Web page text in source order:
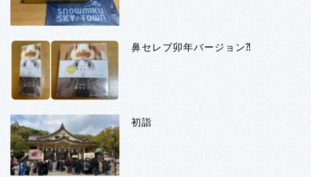
鼻セレブ卯年バージョン⁈
初詣